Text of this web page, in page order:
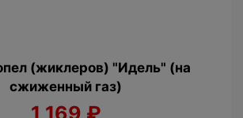
(жиклеров) "Идель" (на
сжиженный газ)
1 169 ₽